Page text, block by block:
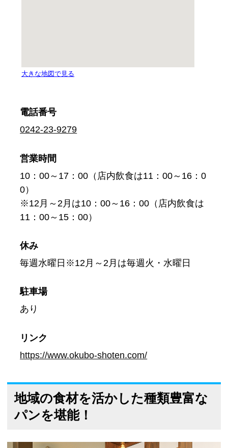
電話番号
0242-23-9279
営業時間
10：00～17：00（店内飲食は11：00～16：0
0）
※12月～2月は10：00～16：00（店内飲食は
11：00～15：00）
休み
毎週水曜日※12月～2月は毎週火・水曜日
駐車場
あり
リンク
https://www.okubo-shoten.com/
地域の食材を活かした種類豊富な
パンを堪能！